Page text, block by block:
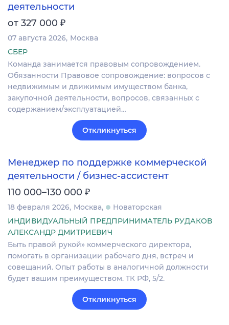
деятельности
от 327 000 ₽
07 августа 2026 Москва
СБЕР
Команда занимается правовым сопровождением.
Обязанности Правовое сопровождение: вопросов с
недвижимым и движимым имуществом банка,
закупочной деятельности, вопросов, связанных с
содержанием/эксплуатацией…
Откликнуться
Менеджер по поддержке коммерческой
деятельности / бизнес-ассистент
110 000–130 000 ₽
18 февраля 2026 Москва
Новаторская
ИНДИВИДУАЛЬНЫЙ ПРЕДПРИНИМАТЕЛЬ РУДАКОВ
АЛЕКСАНДР ДМИТРИЕВИЧ
Быть правой рукой» коммерческого директора,
помогать в организации рабочего дня, встреч и
совещаний. Опыт работы в аналогичной должности
будет вашим преимуществом. ТК РФ, 5/2.
Откликнуться